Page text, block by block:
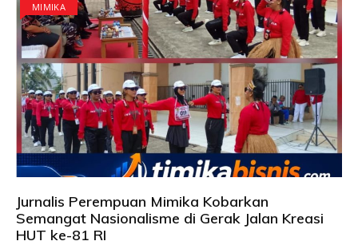
MIMIKA
Jurnalis Perempuan Mimika Kobarkan
Semangat Nasionalisme di Gerak Jalan Kreasi
HUT ke-81 RI